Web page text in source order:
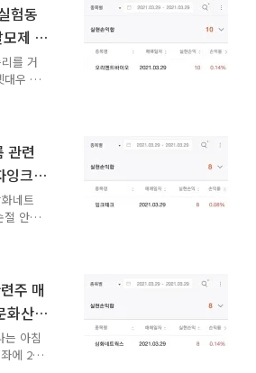
벌 것
적 박
? 벼
하늘
험동
제 테
를 거
대우 주
2만
이
에 함
리면
높았
는 없
관련
잉크
네트
절 안
셋대
주
고
3월
요. 그
주 매
화산
아침
에 2